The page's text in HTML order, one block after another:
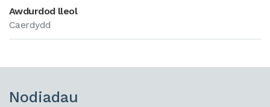
Awdurdod lleol
Caerdydd
Nodiadau